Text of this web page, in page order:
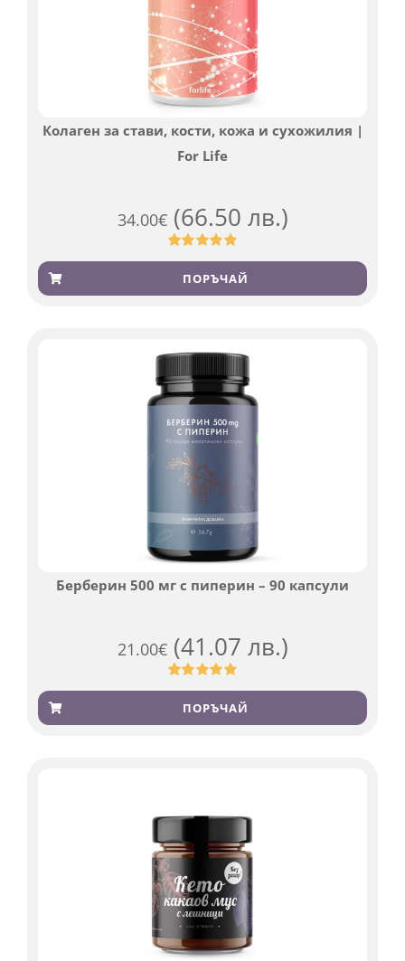
Колаген за стави, кости, кожа и сухожилия |
For Life
34.00€ (66.50 лв.)
Оценен
4.83 от 5,
923
ПОРЪЧАЙ
Берберин 500 мг с пиперин – 90 капсули
21.00€ (41.07 лв.)
Оценен
4.84 от 5,
базирано
369
ПОРЪЧАЙ